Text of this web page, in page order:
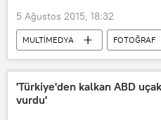
5 Ağustos 2015, 18:32
MULTİMEDYA FOTOĞRAF
'Türkiye'den kalkan ABD
vurdu'